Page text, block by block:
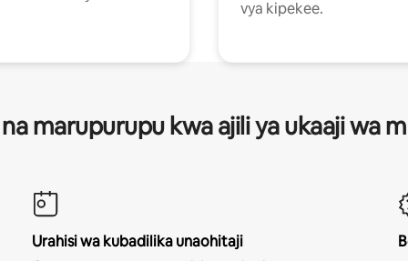
vya kipekee.
marupurupu kwa ajili ya ukaaji wa
Urahisi wa kubadilika unaohitaji